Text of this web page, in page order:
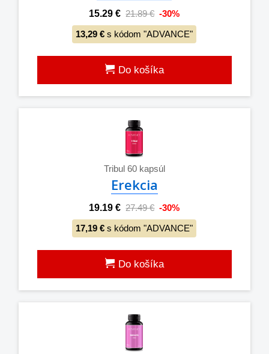
15.29 € 21.89 € -30%
13,29 € s kódom "ADVANCE"
Do košíka
Tribul 60 kapsúl
Erekcia
19.19 € 27.49 € -30%
17,19 € s kódom "ADVANCE"
Do košíka